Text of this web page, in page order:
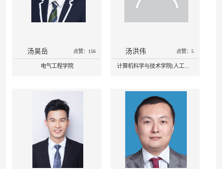
汤昊岳 点赞：156
电气工程学院
汤洪伟 点赞：5